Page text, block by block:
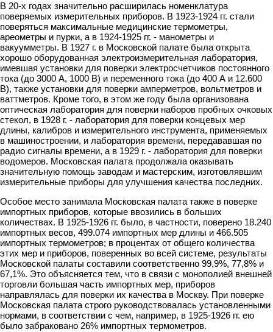
В 20-х годах значительно расширилась номенклатура
поверяемых измерительных приборов. В 1923-1924 гг. стали
поверяться максимальные медицинские термометры,
ареометры и пурки, а в 1924-1925 гг. - манометры и
вакуумметры. В 1927 г. в Московской палате была открыта
хорошо оборудованная электроизмерительная лаборатория,
имевшая установки для поверки электросчетчиков постоянного
тока (до 3000 А, 1000 В) и переменного тока (до 400 А и 12.600
В), также установки для поверки амперметров, вольтметров и
ваттметров. Кроме того, в этом же году была организована
оптическая лаборатория для поверки наборов пробных очковых
стекол, в 1928 г. - лаборатория для поверки концевых мер
длины, калибров и измерительного инструмента, применяемых
в машиностроении, и лаборатория времени, передававшая по
радио сигналы времени, а в 1929 г. - лаборатория для поверки
водомеров. Московская палата продолжала оказывать
значительную помощь заводам и мастерским, изготовлявшим
измерительные приборы для улучшения качества последних.
Особое место занимала Московская палата также в поверке
импортных приборов, которые ввозились в больших
количествах. В 1925-1926 гг. было, в частности, поверено 18.240
импортных весов, 499.074 импортных мер длины и 466.505
импортных термометров; в процентах от общего количества
этих мер и приборов, поверенных во всей системе, результаты
Московской палаты составили соответственно 99,9%, 77,8% и
67,1%. Это объясняется тем, что в связи с монополией внешней
торговли большая часть импортных мер, приборов
направлялась для поверки их качества в Москву. При поверке
Московская палата строго руководствовалась установленными
нормами, в соответствии с чем, например, в 1925-1926 гг. ею
было забраковано 26% импортных термометров.